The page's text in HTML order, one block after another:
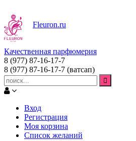
Fleuron.ru
Качественная парфюмерия
8 (977) 87-16-17-7
8 (977) 87-16-17-7 (ватсап)
Вход
Регистрация
Моя корзина
Список желаний